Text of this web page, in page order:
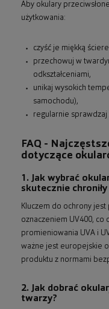
Aby okulary
użytkowania:
czyść je miękką
przechowuj w
odkształceniami,
unikaj wysokich
samochodu),
regularnie
FAQ -
dotyczące
1. Jak wybrać
skutecznie chroniły
Kluczem do ochrony
oznaczeniem UV400, co
promieniowania UVA i
ważne jest europejskie
produktu z normami
2. Jak dobrać
twarzy?